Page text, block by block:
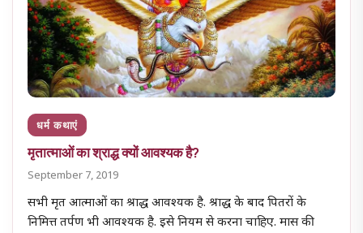
धर्म कथाएं
मृतात्माओं का श्राद्ध क्यों आवश्यक है?
September 7, 2019
सभी मृत आत्माओं का श्राद्ध आवश्यक है. श्राद्ध के बाद पितरों के
निमित्त तर्पण भी आवश्यक है. इसे नियम से करना चाहिए. मास की